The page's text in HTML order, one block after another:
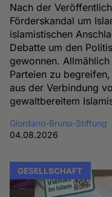
Nach der
Förderskandal um
islamistischen
Debatte um den
gewonnen.
Parteien zu
aus der Verbindung
gewaltbereitem
Giordano-Bruno-Stiftung
04.08.2026
GESELLSCHAFT